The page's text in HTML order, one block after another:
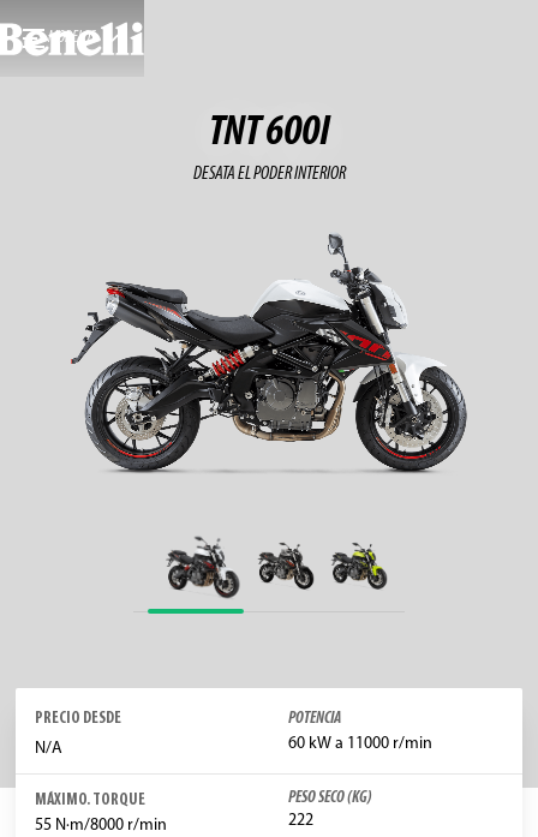
MODELOS
TNT 600I
DESATA EL PODER INTERIOR
PRECIO DESDE
N/A
POTENCIA
60 kW a 11000 r/min
MÁXIMO. TORQUE
55 N·m/8000 r/min
PESO SECO (KG)
222